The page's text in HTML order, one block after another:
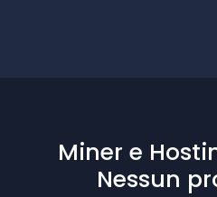
Miner e
Nessun